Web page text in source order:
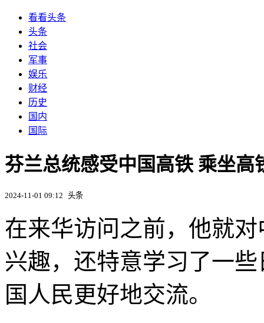
看看头条
头条
社会
军事
娱乐
财经
历史
国内
国际
芬兰总统感受中国高铁 乘坐
2024-11-01 09:12 头条
在来华访问之前，他就
兴趣，还特意学习了一
国人民更好地交流。